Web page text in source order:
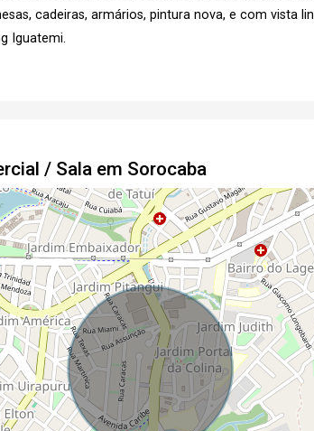
cadeiras, armários, pintura nova, e com vista
Iguatemi.
/ Sala em Sorocaba